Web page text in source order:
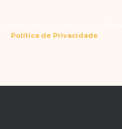
Política de Privacidade